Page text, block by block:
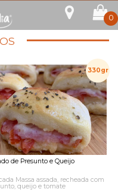
0
330gr
de Presunto e Queijo
Massa assada, recheada com
queijo e tomate